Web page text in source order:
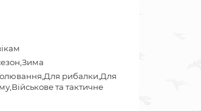
рибалки,Для
та тактичне